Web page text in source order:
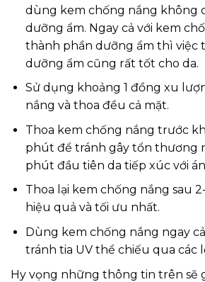
dùng kem chống nắng không
dưỡng ẩm. Ngay cả với kem
thành phần dưỡng ẩm thì việc
dưỡng ẩm cũng rất tốt cho da.
Sử dụng khoảng 1 đồng xu
nắng và thoa đều cả mặt.
Thoa kem chống nắng trước
phút để tránh gây tổn thương
phút đầu tiên da tiếp xúc với
Thoa lại kem chống nắng sau
hiệu quả và tối ưu nhất.
Dùng kem chống nắng ngay
tránh tia UV thể chiếu qua các
Hy vọng những thông tin trên sẽ